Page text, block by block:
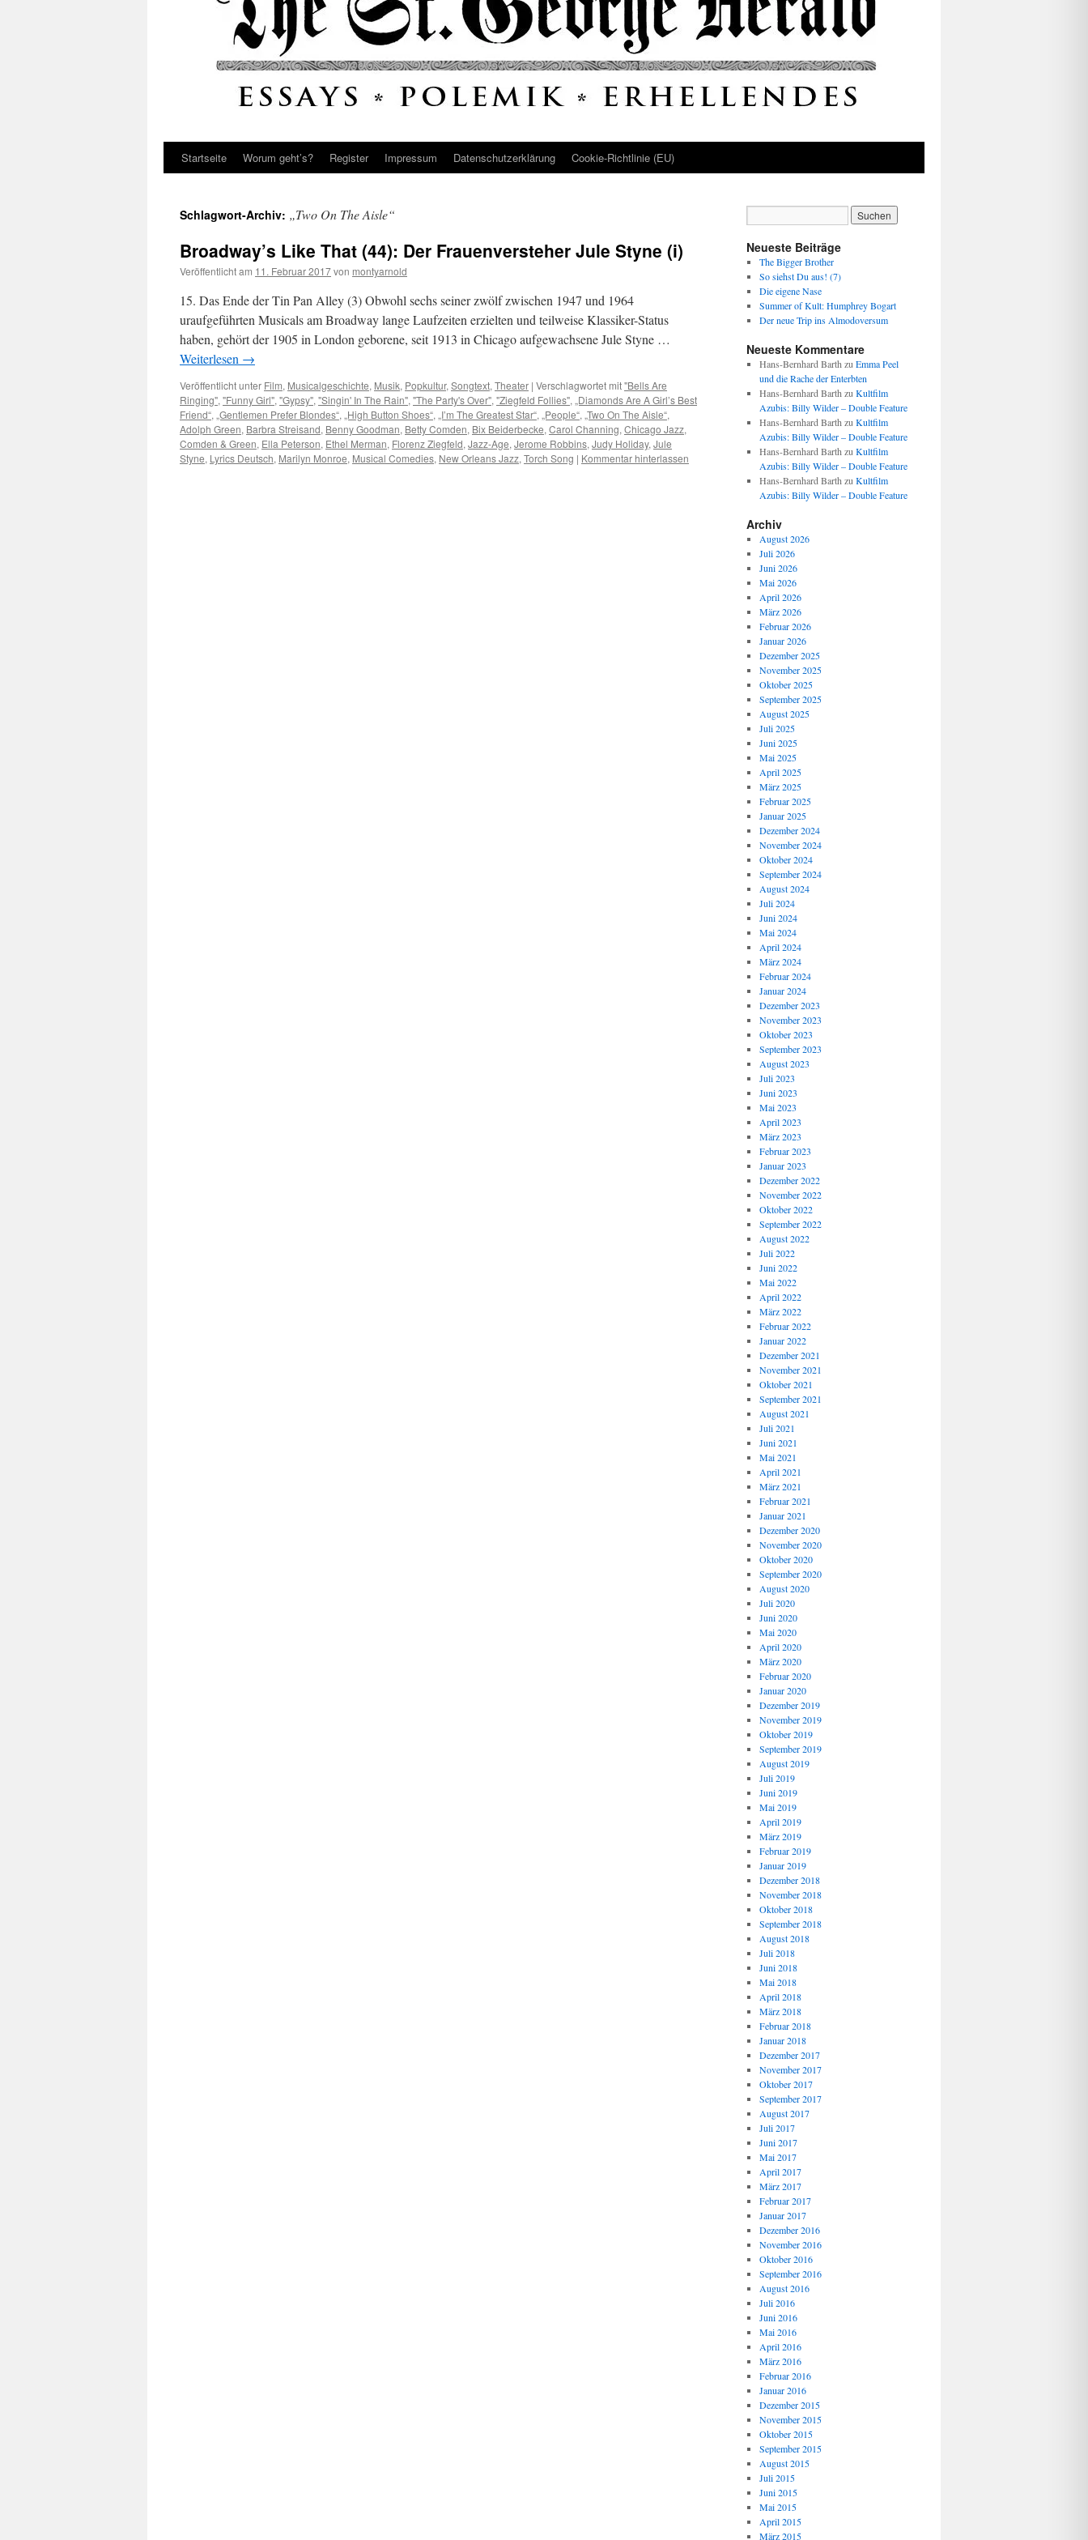
Startseite Worum geht’s? Register Impressum Datenschutz­erklärung Cookie-Richtlinie (EU)
Schlagwort-Archiv: „Two On The Aisle“
Broadway’s Like That (44): Der Frauenversteher Jule Styne (i)
Veröffentlicht am 11. Februar 2017von montyarnold
15. Das Ende der Tin Pan Alley (3) Obwohl sechs seiner zwölf zwischen 1947 und 1964
uraufgeführten Musicals am Broadway lange Laufzeiten erzielten und teilweise Klassiker-Status
haben, gehört der 1905 in London geborene, seit 1913 in Chicago aufgewachsene Jule Styne …
Weiterlesen →
Veröffentlicht unter Film, Musicalgeschichte, Musik, Popkultur, Songtext, Theater | Verschlagwortet mit"Bells Are
Ringing", "Funny Girl", "Gypsy", "Singin' In The Rain", "The Party's Over", "Ziegfeld Follies", „Diamonds Are A Girl’s Best
Friend“, „Gentlemen Prefer Blondes“, „High Button Shoes“, „I’m The Greatest Star“, „People“, „Two On The Aisle“,
Adolph Green, Barbra Streisand, Benny Goodman, Betty Comden, Bix Beiderbecke, Carol Channing, Chicago Jazz,
Comden & Green, Ella Peterson, Ethel Merman, Florenz Ziegfeld, Jazz-Age, Jerome Robbins, Judy Holiday, Jule
Styne, Lyrics Deutsch, Marilyn Monroe, Musical Comedies, New Orleans Jazz, Torch Song | Kommentar hinterlassen
Neueste Beiträge
The Bigger Brother
So siehst Du aus! (7)
Die eigene Nase
Summer of Kult: Humphrey Bogart
Der neue Trip ins Almodoversum
Neueste Kommentare
Hans-Bernhard Barth zu Emma Peel
und die Rache der Enterbten
Hans-Bernhard Barth zu Kultfilm
Azubis: Billy Wilder – Double Feature
Hans-Bernhard Barth zu Kultfilm
Azubis: Billy Wilder – Double Feature
Hans-Bernhard Barth zu Kultfilm
Azubis: Billy Wilder – Double Feature
Hans-Bernhard Barth zu Kultfilm
Azubis: Billy Wilder – Double Feature
Archiv
August 2026
Juli 2026
Juni 2026
Mai 2026
April 2026
März 2026
Februar 2026
Januar 2026
Dezember 2025
November 2025
Oktober 2025
September 2025
August 2025
Juli 2025
Juni 2025
Mai 2025
April 2025
März 2025
Februar 2025
Januar 2025
Dezember 2024
November 2024
Oktober 2024
September 2024
August 2024
Juli 2024
Juni 2024
Mai 2024
April 2024
März 2024
Februar 2024
Januar 2024
Dezember 2023
November 2023
Oktober 2023
September 2023
August 2023
Juli 2023
Juni 2023
Mai 2023
April 2023
März 2023
Februar 2023
Januar 2023
Dezember 2022
November 2022
Oktober 2022
September 2022
August 2022
Juli 2022
Juni 2022
Mai 2022
April 2022
März 2022
Februar 2022
Januar 2022
Dezember 2021
November 2021
Oktober 2021
September 2021
August 2021
Juli 2021
Juni 2021
Mai 2021
April 2021
März 2021
Februar 2021
Januar 2021
Dezember 2020
November 2020
Oktober 2020
September 2020
August 2020
Juli 2020
Juni 2020
Mai 2020
April 2020
März 2020
Februar 2020
Januar 2020
Dezember 2019
November 2019
Oktober 2019
September 2019
August 2019
Juli 2019
Juni 2019
Mai 2019
April 2019
März 2019
Februar 2019
Januar 2019
Dezember 2018
November 2018
Oktober 2018
September 2018
August 2018
Juli 2018
Juni 2018
Mai 2018
April 2018
März 2018
Februar 2018
Januar 2018
Dezember 2017
November 2017
Oktober 2017
September 2017
August 2017
Juli 2017
Juni 2017
Mai 2017
April 2017
März 2017
Februar 2017
Januar 2017
Dezember 2016
November 2016
Oktober 2016
September 2016
August 2016
Juli 2016
Juni 2016
Mai 2016
April 2016
März 2016
Februar 2016
Januar 2016
Dezember 2015
November 2015
Oktober 2015
September 2015
August 2015
Juli 2015
Juni 2015
Mai 2015
April 2015
März 2015